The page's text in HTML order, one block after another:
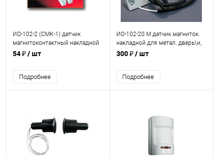
ИО-102-2 (СМК-1) датчик
магнитоконтактный накладной
(длина 58мм)
54 ₽/ шт
Подробнее
ИО-102-20 M датчик магниток.
накладной для метал. дверь\и,
пласт. корпус,
300 ₽/ шт
Подробнее